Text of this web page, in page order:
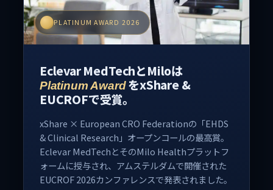
PLATINUM AWARD 2026
Eclevar MedTechとMiloは
Platinum AwardをxShare &
EUCROFで受賞。
xShare × European CRO Federationの「EHDS
& Clinical Research」オープンコールの最高賞。
Eclevar MedTechとそのMilo Healthプラットフ
ォームに授与され、アムステルダムで開催された
EUCROF 2026カンファレンスで発表されました。